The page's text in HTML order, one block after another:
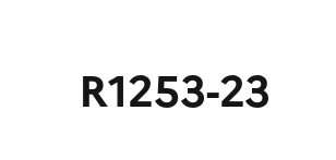
R1253-23